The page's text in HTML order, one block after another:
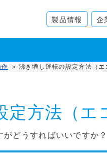
製品情報 企
> 沸き増し運転の設定方法（エ
方法（エ
どうすればいいですか？